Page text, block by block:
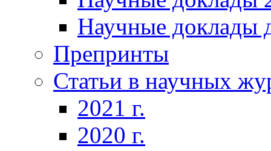
Научные доклады
Препринты
Статьи в научных
2021 г.
2020 г.